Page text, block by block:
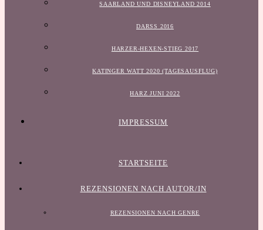
SAARLAND UND DISNEYLAND 2014
DARSS 2016
HARZER-HEXEN-STIEG 2017
KATINGER WATT 2020 (TAGESAUSFLUG)
HARZ JUNI 2022
IMPRESSUM
STARTSEITE
REZENSIONEN NACH AUTOR/IN
REZENSIONEN NACH GENRE